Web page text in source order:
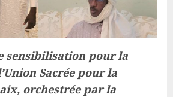
sensibilisation pour la
Sacrée pour la
orchestrée par la